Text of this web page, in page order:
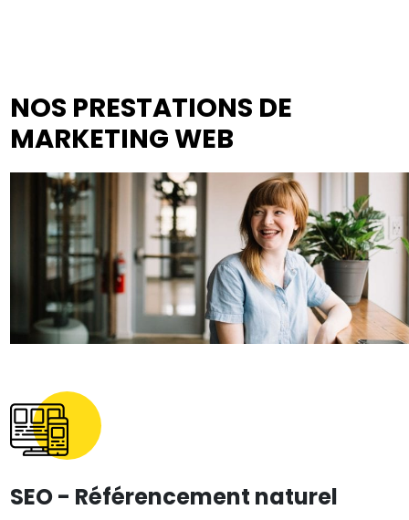
NOS PRESTATIONS DE
MARKETING WEB
SEO - Référencement naturel